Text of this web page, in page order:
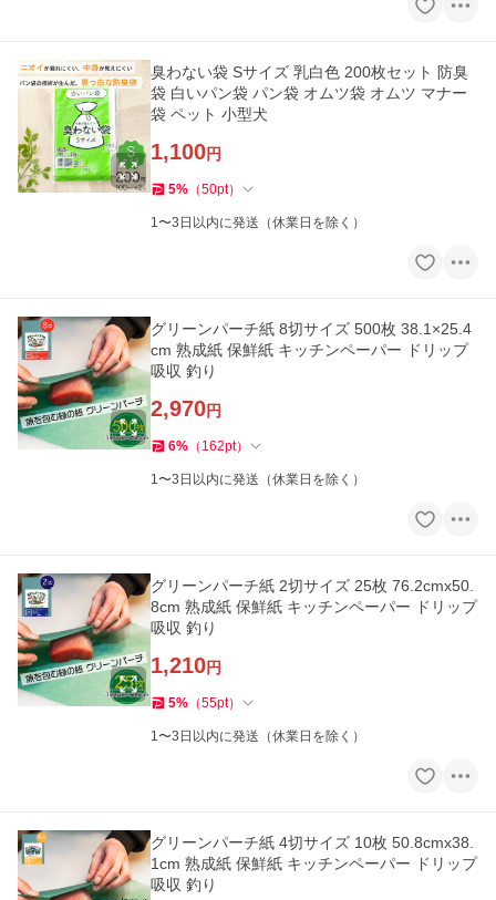
臭わない袋 Sサイズ 乳白色 200枚セット 防臭
袋 白いパン袋 パン袋 オムツ袋 オムツ マナー
袋 ペット 小型犬
1,100円
5% （50pt）
1〜3日以内に発送（休業日を除く）
グリーンパーチ紙 8切サイズ 500枚 38.1×25.4
cm 熟成紙 保鮮紙 キッチンペーパー ドリップ
吸収 釣り
2,970円
6% （ 162pt）
1〜3日以内に発送（休業日を除く）
グリーンパーチ紙 2切サイズ 25枚 76.2cmx50.
8cm 熟成紙 保鮮紙 キッチンペーパー ドリップ
吸収 釣り
1,210円
5% （55pt）
1〜3日以内に発送（休業日を除く）
グリーンパーチ紙 4切サイズ 10枚 50.8cmx38.
1cm 熟成紙 保鮮紙 キッチンペーパー ドリップ
吸収 釣り